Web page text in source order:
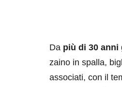
Da più di 30 anni
zaino in spalla,
associati, con il